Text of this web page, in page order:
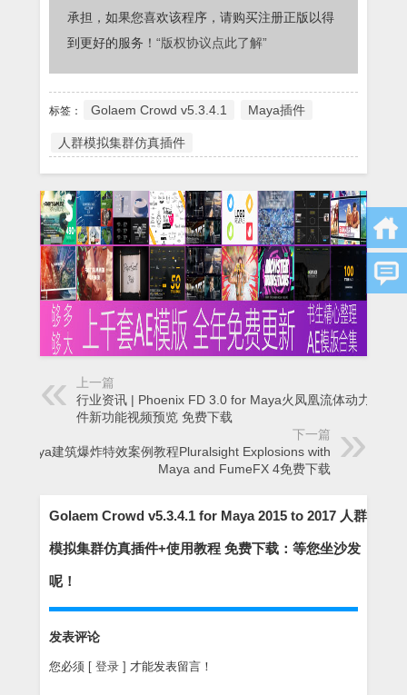
承担，如果您喜欢该程序，请购买注册正版以得
到更好的服务！ “版权协议点此了解”
标签： Golaem Crowd v5.3.4.1 Maya插件
人群模拟集群仿真插件
上一篇
行业资讯 | Phoenix FD 3.0 for Maya火凤凰流体动力学插
件新功能视频预览 免费下载
下一篇
Maya建筑爆炸特效案例教程Pluralsight Explosions with
Maya and FumeFX 4免费下载
Golaem Crowd v5.3.4.1 for Maya 2015 to 2017 人群
模拟集群仿真插件+使用教程 免费下载：等您坐沙发
呢！
发表评论
您必须 [ 登录 ] 才能发表留言！